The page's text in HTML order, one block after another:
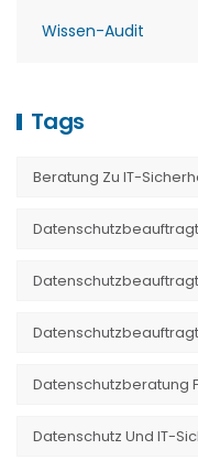
Wissen-Audit
Tags
Beratung Zu IT-
Datenschutzberatung
Datenschutz Und IT-